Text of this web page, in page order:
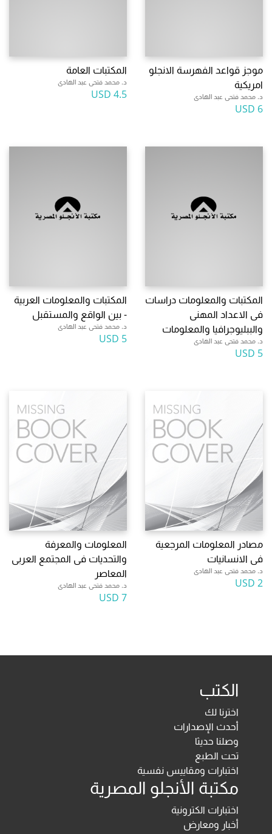
موجز قواعد الفهرسة الانجلو
امريكية
د. محمد فتحى عبد الهادى
6 USD
المكتبات العامة
د. محمد فتحى عبد الهادى
4.5 USD
المكتبات والمعلومات دراسات
فى الاعداد المهنى
والببليوجرافيا والمعلومات
د. محمد فتحى عبد الهادى
5 USD
المكتبات والمعلومات العربية
- بين الواقع والمستقبل
د. محمد فتحى عبد الهادى
5 USD
مصادر المعلومات المرجعية
فى الانسانيات
د. محمد فتحى عبد الهادى
2 USD
المعلومات والمعرفة
والتحديات فى المجتمع العربى
المعاصر
د. محمد فتحى عبد الهادى
7 USD
الكتب
اخترنا لك
أحدث الإصدارات
وصلنا حديثا
تحت الطبع
اختبارات ومقاييس نفسية
مكتبة الأنجلو المصرية
اختبارات الكترونية
أخبار ومعارض